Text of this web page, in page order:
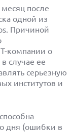
после
одной из
Причиной
компании о
случае ее
серьезную
институтов и
дня (ошибки в